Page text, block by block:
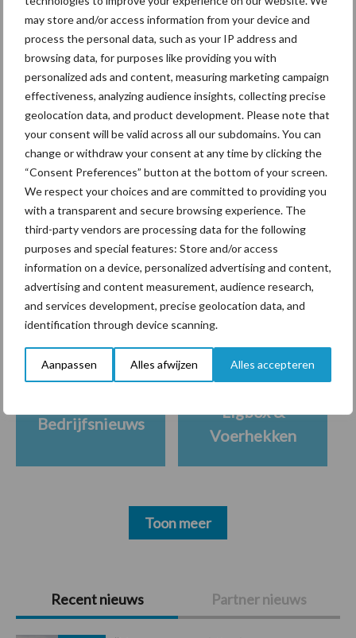
may store and/or access information from your device and
process the personal data, such as your IP address and
browsing data, for purposes like providing you with
personalized ads and content, measuring marketing campaign
effectiveness, analyzing audience insights, collecting precise
geolocation data, and product development. Please note that
your consent will be valid across all our subdomains. You can
change or withdraw your consent at any time by clicking the
“Consent Preferences” button at the bottom of your screen.
We respect your choices and are committed to providing you
with a transparent and secure browsing experience. The
third-party vendors are processing data for the following
purposes and special features: Store and/or access
information on a device, personalized advertising and content,
advertising and content measurement, audience research,
and services development, precise geolocation data, and
identification through device scanning.
Aanpassen Alles afwijzen Alles accepteren
Primaire
Sidebar
Recent nieuws Partner nieuws
Drie Franse bedrijven over
de grens van 14.000
kilogram melk
Pöttinger introduceert
compacte dubbelrotor-
zwadhark in de hef
Themapagina's
Diergezondheid Bemesting
Bedrijfsnieuws
Ligbox &
Voerhekken
Toon meer